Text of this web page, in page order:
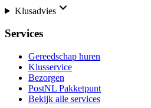
Klusadvies
Services
Gereedschap huren
Klusservice
Bezorgen
PostNL Pakketpunt
Bekijk alle services